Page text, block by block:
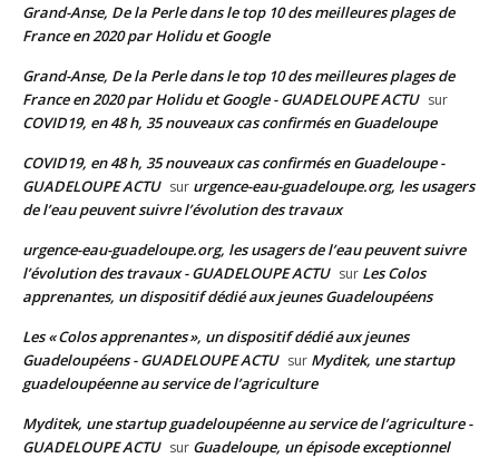
Grand-Anse, De la Perle dans le top 10 des meilleures plages de
France en 2020 par Holidu et Google
Grand-Anse, De la Perle dans le top 10 des meilleures plages de
France en 2020 par Holidu et Google - GUADELOUPE ACTU sur
COVID19, en 48 h, 35 nouveaux cas confirmés en Guadeloupe
COVID19, en 48 h, 35 nouveaux cas confirmés en Guadeloupe -
GUADELOUPE ACTU sur urgence-eau-guadeloupe.org, les usagers
de l’eau peuvent suivre l’évolution des travaux
urgence-eau-guadeloupe.org, les usagers de l’eau peuvent suivre
l’évolution des travaux - GUADELOUPE ACTU sur Les Colos
apprenantes, un dispositif dédié aux jeunes Guadeloupéens
Les « Colos apprenantes », un dispositif dédié aux jeunes
Guadeloupéens - GUADELOUPE ACTU sur Myditek, une startup
guadeloupéenne au service de l’agriculture
Myditek, une startup guadeloupéenne au service de l’agriculture -
GUADELOUPE ACTU sur Guadeloupe, un épisode exceptionnel